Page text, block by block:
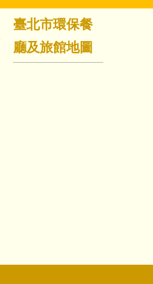
臺北市環保餐
廳及旅館地圖